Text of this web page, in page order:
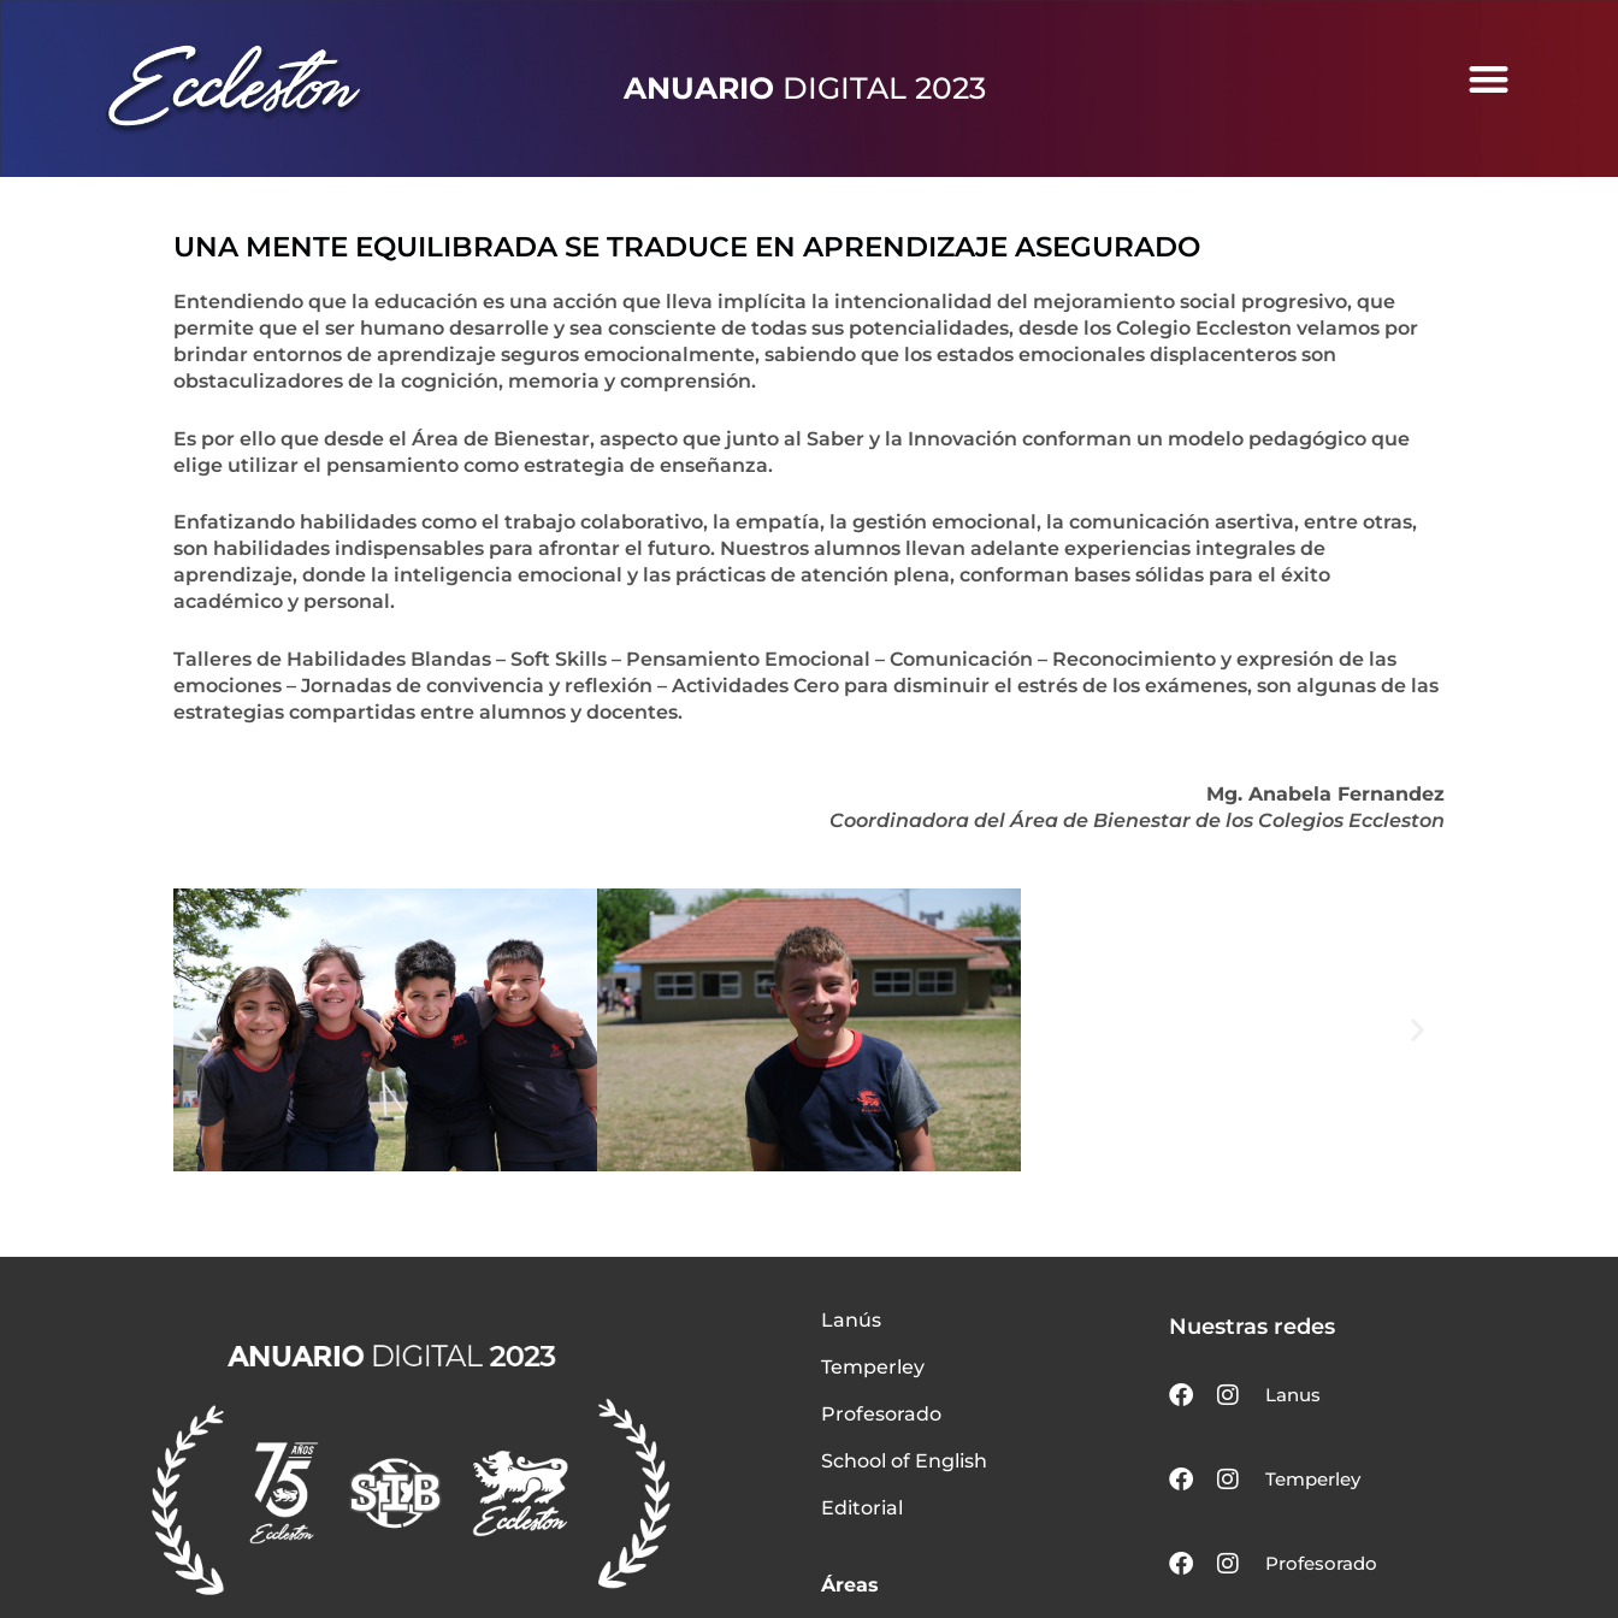
ANUARIO DIGITAL 2023 Menu
UNA MENTE EQUILIBRADA SE TRADUCE EN APRENDIZAJE ASEGURADO
Entendiendo que la educación es una acción que lleva implícita la intencionalidad del mejoramiento social progresivo, que
permite que el ser humano desarrolle y sea consciente de todas sus potencialidades, desde los Colegio Eccleston velamos por
brindar entornos de aprendizaje seguros emocionalmente, sabiendo que los estados emocionales displacenteros son
obstaculizadores de la cognición, memoria y comprensión.
Es por ello que desde el Área de Bienestar, aspecto que junto al Saber y la Innovación conforman un modelo pedagógico que
elige utilizar el pensamiento como estrategia de enseñanza.
Enfatizando habilidades como el trabajo colaborativo, la empatía, la gestión emocional, la comunicación asertiva, entre otras,
son habilidades indispensables para afrontar el futuro. Nuestros alumnos llevan adelante experiencias integrales de
aprendizaje, donde la inteligencia emocional y las prácticas de atención plena, conforman bases sólidas para el éxito
académico y personal.
Talleres de Habilidades Blandas – Soft Skills – Pensamiento Emocional – Comunicación – Reconocimiento y expresión de las
emociones – Jornadas de convivencia y reflexión – Actividades Cero para disminuir el estrés de los exámenes, son algunas de las
estrategias compartidas entre alumnos y docentes.
Mg. Anabela Fernandez
Coordinadora del Área de Bienestar de los Colegios Eccleston
Lanús
Temperley
Profesorado
School of English
Editorial
Áreas
Nuestras redes
Lanus
Temperley
Profesorado